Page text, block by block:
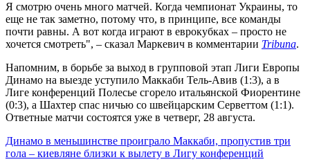
Я смотрю очень много матчей. Когда чемпионат Украины, то
еще не так заметно, потому что, в принципе, все команды
почти равны. А вот когда играют в еврокубках – просто не
хочется смотреть", – сказал Маркевич в комментарии Tribuna.
Напомним, в борьбе за выход в групповой этап Лиги Европы
Динамо на выезде уступило Маккаби Тель-Авив (1:3), а в
Лиге конференций Полесье сгорело итальянской Фиорентине
(0:3), а Шахтер спас ничью со швейцарским Серветтом (1:1).
Ответные матчи состоятся уже в четверг, 28 августа.
Динамо в меньшинстве проиграло Маккаби, пропустив три
гола – киевляне близки к вылету в Лигу конференций